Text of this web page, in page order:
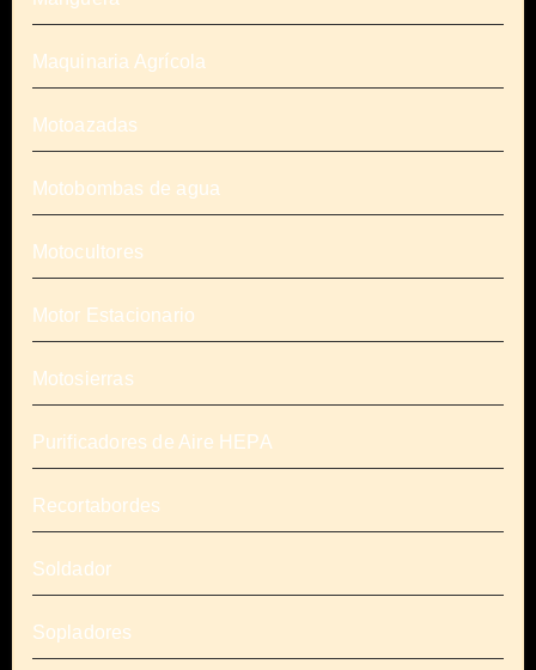
Maquinaria Agrícola
Motoazadas
Motobombas de agua
Motocultores
Motor Estacionario
Motosierras
Purificadores de Aire HEPA
Recortabordes
Soldador
Sopladores